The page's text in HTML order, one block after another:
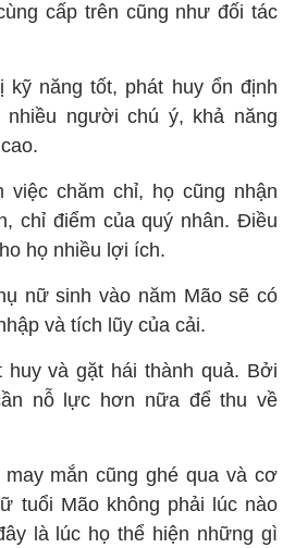
cấp trên cũng như đối tác
kỹ năng tốt, phát huy ổn định
người chú ý, khả năng
việc chăm chỉ, họ cũng nhận
chỉ điểm của quý nhân. Điều
họ nhiều lợi ích.
nữ sinh vào năm Mão sẽ có
và tích lũy của cải.
và gặt hái thành quả. Bởi
nỗ lực hơn nữa để thu về
mắn cũng ghé qua và cơ
tuổi Mão không phải lúc nào
là lúc họ thể hiện những gì